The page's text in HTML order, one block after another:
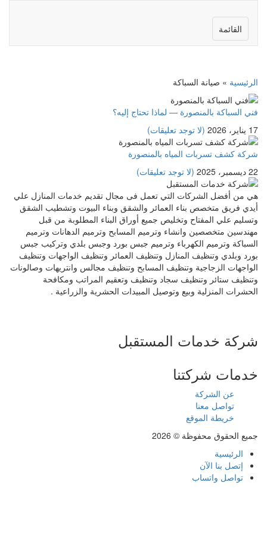
القائمة
الرئيسية » صيانة السباكة
فني السباكة بالمنصورة — لماذا تحتاج إليه؟
17 يناير، 2026
(لا توجد تعليقات)
شركة كشف تسربات المياه بالمنصورة
22 ديسمبر، 2025
(لا توجد تعليقات)
هي من أفضل الشركات التي تعمل فى مجال تقديم خدمات المنازل علي
أيدي فريق متخصص بناء العمائر والشقق وبناء البيوت وتشطيب الشقق
وتسليم علي المفتاح وتخليص جميع أوراق البناء المطلوبة من قبل
مهندسين متخصصين وانشاء وترميم المسابح وترميم الدهانات وترميم
السباكة وترميم الكهرباء وترميم جبس بورد وجبس بلدي وتركيب جبس
بورد وبلدي وتنظيف المنازل وتنظيف العمائر وتنظيف الواجهات وتنظيف
الواجهات الزجاجية وتنظيف المسابح وتنظيف مجالس وانتريهات وصالونات
وتنظيف ستائر وتنظيف سجاد وتنظيف وتعقيم المراتب ومكافحة
الحشرات المنزلية وبيع وتوصيل المبيدات الحشرية والزراعية .
شركة خدمات المستقبل
خدمات شركتنا
عن الشركة
تواصل معنا
خريطة الموقع
جميع الحقوق محفوظة © 2026
الرئيسية
إتصل بنا الآن
تواصل واتساب